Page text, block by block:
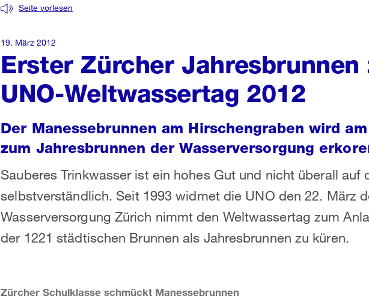
Erster Zürcher Jahresbrunnen
UNO-Weltwassertag 2012
Seite vorlesen
Der Manessebrunnen am Hirschengraben wird
zum Jahresbrunnen der Wasserversorgung
Sauberes Trinkwasser ist ein hohes Gut und nicht überall auf
selbstverständlich. Seit 1993 widmet die UNO den 22. März
Wasserversorgung Zürich nimmt den Weltwassertag zum
der 1221 städtischen Brunnen als Jahresbrunnen zu küren.
19. März 2012
Zürcher Schulklasse schmückt Manessebrunnen